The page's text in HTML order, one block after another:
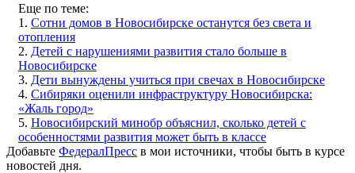
Еще по теме:
1. Сотни домов в Новосибирске останутся без света и
отопления
2. Детей с нарушениями развития стало больше в
Новосибирске
3. Дети вынуждены учиться при свечах в Новосибирске
4. Сибиряки оценили инфраструктуру Новосибирска:
«Жаль город»
5. Новосибирский минобр объяснил, сколько детей с
особенностями развития может быть в классе
Добавьте ФедералПресс в мои источники, чтобы быть в курсе
новостей дня.